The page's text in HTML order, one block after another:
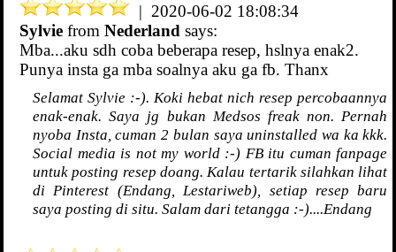
| 2020-06-02 18:08:34
Sylvie from Nederland says:
Mba...aku sdh coba beberapa resep, hslnya enak2.
Punya insta ga mba soalnya aku ga fb. Thanx
Selamat Sylvie :-). Koki hebat nich resep percobaannya
enak-enak. Saya jg bukan Medsos freak non. Pernah
nyoba Insta, cuman 2 bulan saya uninstalled wa ka kkk.
Social media is not my world :-) FB itu cuman fanpage
untuk posting resep doang. Kalau tertarik silahkan lihat
di Pinterest (Endang, Lestariweb), setiap resep baru
saya posting di situ. Salam dari tetangga :-)....Endang